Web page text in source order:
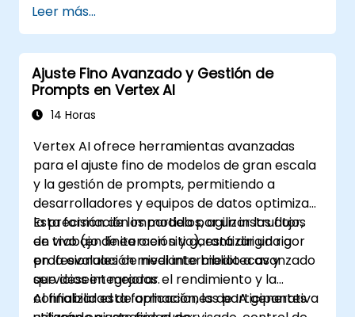
Aprovechar la IA en la investigación
médica y la revisión de literatura.
Potenciar el descubrimiento de fármacos
y la toma de decisiones clínicas mediante
prompts impulsados por IA.
Garantizar el cumplimiento de las normas
salud.
Leer más...
Ajuste Fino Avanzado y Gestión de
Prompts en Vertex AI
14 Horas
Vertex AI ofrece herramientas avanzadas
para el ajuste fino de modelos de gran escala
y la gestión de prompts, permitiendo a
desarrolladores y equipos de datos optimizar
la precisión de los modelos, agilizar los flujos
de trabajo de iteración y garantizar un rigor
en la evaluación mediante bibliotecas y
servicios integrados.
Esta formación impartida por un instructor,
en vivo (en línea o en sitio), está dirigida a
profesionales de nivel intermedio a avanzado
que deseen mejorar el rendimiento y la
confiabilidad de aplicaciones de IA generativa
Al finalizar esta formación, los participantes